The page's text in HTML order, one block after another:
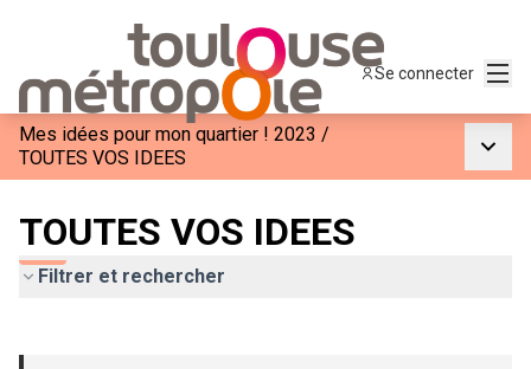
Se connecter
Mes idées pour mon quartier ! 2023 /
TOUTES VOS IDEES
TOUTES VOS IDEES
Filtrer et rechercher